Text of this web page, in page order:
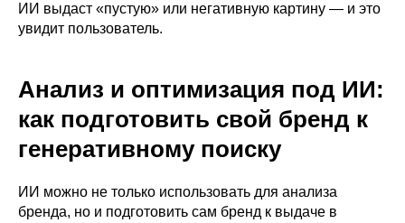
ИИ выдаст «пустую» или негативную картину — и это
увидит пользователь.
Анализ и оптимизация под ИИ:
как подготовить свой бренд к
генеративному поиску
ИИ можно не только использовать для анализа
бренда, но и подготовить сам бренд к выдаче в